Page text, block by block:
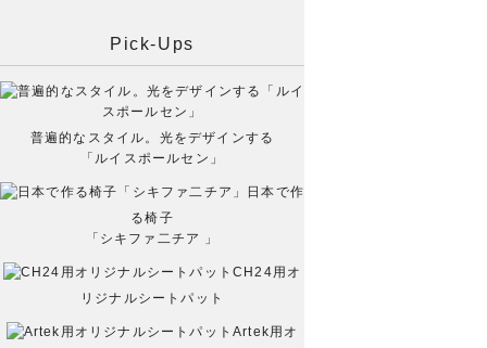
Pick-Ups
普遍的なスタイル。光をデザインする
「ルイスポールセン」
日本で作
る椅子
「シキファ二チア 」
CH24用オ
リジナルシートパット
Artek用オ